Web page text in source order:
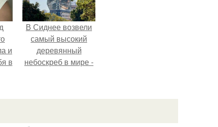
и
в
В Сиднее возвели
самый высокий
деревянный
небоскреб в мире -